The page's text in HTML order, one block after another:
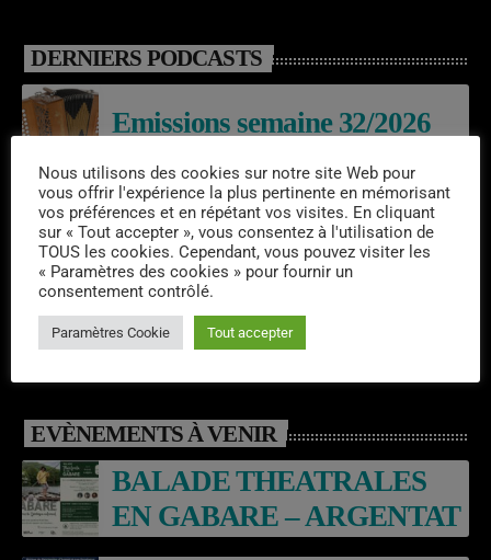
DERNIERS PODCASTS
Emissions semaine 32/2026
Laroq’En Fête
Emissions semaine 31/2026
EVÈNEMENTS À VENIR
BALADE THEATRALES
EN GABARE – ARGENTAT
Nous utilisons des cookies sur notre site Web pour
vous offrir l'expérience la plus pertinente en mémorisant
vos préférences et en répétant vos visites. En cliquant
sur « Tout accepter », vous consentez à l'utilisation de
TOUS les cookies. Cependant, vous pouvez visiter les
« Paramètres des cookies » pour fournir un
consentement contrôlé.
Paramètres Cookie Tout accepter